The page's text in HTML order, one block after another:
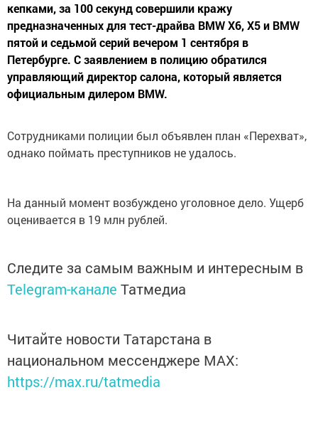
кепками, за 100 секунд совершили кражу
предназначенных для тест-драйва BMW X6, X5 и BMW
пятой и седьмой серий вечером 1 сентября в
Петербурге. С заявлением в полицию обратился
управляющий директор салона, который является
официальным дилером BMW.
Сотрудниками полиции был объявлен план «Перехват»,
однако поймать преступников не удалось.
На данный момент возбуждено уголовное дело. Ущерб
оценивается в 19 млн рублей.
Следите за самым важным и интересным в
Telegram-канале Татмедиа
Читайте новости Татарстана в
национальном мессенджере MАХ:
https://max.ru/tatmedia